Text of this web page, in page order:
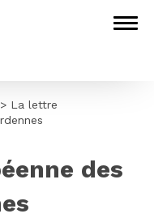
> La lettre
des